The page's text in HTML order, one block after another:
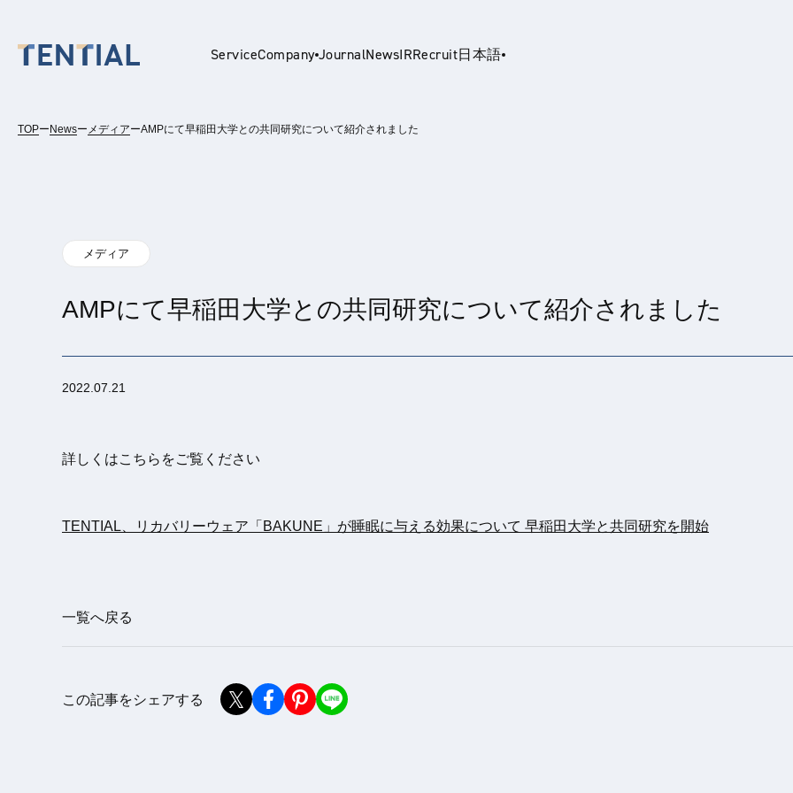
ServiceCompanyJournalNewsIRRecruit日本語
English
TOPー Newsー メディアーAMPにて早稲田大学との共同研究について紹介されました
メディア
AMPにて早稲田大学との共同研究について紹介されました
2022.07.21
詳しくはこちらをご覧ください
TENTIAL、リカバリーウェア「BAKUNE」が睡眠に与える効果について 早稲田大学と共同研究を開始
一覧へ戻る
この記事をシェアする